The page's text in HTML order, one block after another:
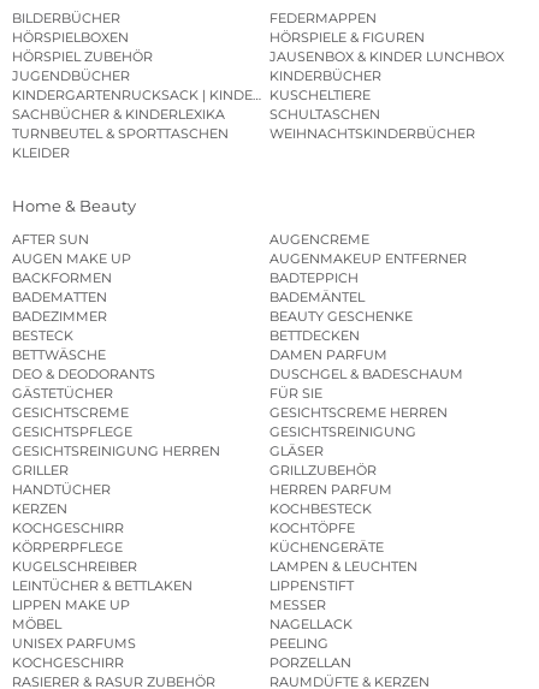
BILDERBÜCHER
FEDERMAPPEN
HÖRSPIELBOXEN
HÖRSPIELE & FIGUREN
HÖRSPIEL ZUBEHÖR
JAUSENBOX & KINDER LUNCHBOX
JUGENDBÜCHER
KINDERBÜCHER
KINDERGARTENRUCKSACK | KINDERGARTENBEUTEL
KUSCHELTIERE
SACHBÜCHER & KINDERLEXIKA
SCHULTASCHEN
TURNBEUTEL & SPORTTASCHEN
WEIHNACHTSKINDERBÜCHER
KLEIDER
Home & Beauty
AFTER SUN
AUGENCREME
AUGEN MAKE UP
AUGENMAKEUP ENTFERNER
BACKFORMEN
BADTEPPICH
BADEMATTEN
BADEMÄNTEL
BADEZIMMER
BEAUTY GESCHENKE
BESTECK
BETTDECKEN
BETTWÄSCHE
DAMEN PARFUM
DEO & DEODORANTS
DUSCHGEL & BADESCHAUM
GÄSTETÜCHER
FÜR SIE
GESICHTSCREME
GESICHTSCREME HERREN
GESICHTSPFLEGE
GESICHTSREINIGUNG
GESICHTSREINIGUNG HERREN
GLÄSER
GRILLER
GRILLZUBEHÖR
HANDTÜCHER
HERREN PARFUM
KERZEN
KOCHBESTECK
KOCHGESCHIRR
KOCHTÖPFE
KÖRPERPFLEGE
KÜCHENGERÄTE
KUGELSCHREIBER
LAMPEN & LEUCHTEN
LEINTÜCHER & BETTLAKEN
LIPPENSTIFT
LIPPEN MAKE UP
MESSER
MÖBEL
NAGELLACK
UNISEX PARFUMS
PEELING
KOCHGESCHIRR
PORZELLAN
RASIERER & RASUR ZUBEHÖR
RAUMDÜFTE & KERZEN